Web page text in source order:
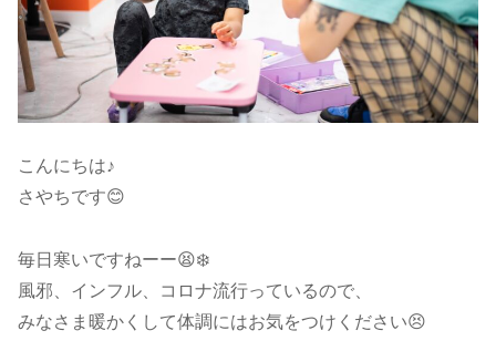
こんにちは♪
さやちです😊
毎日寒いですねーー😫❄️
風邪、インフル、コロナ流行っているので、
みなさま暖かくして体調にはお気をつけください😣